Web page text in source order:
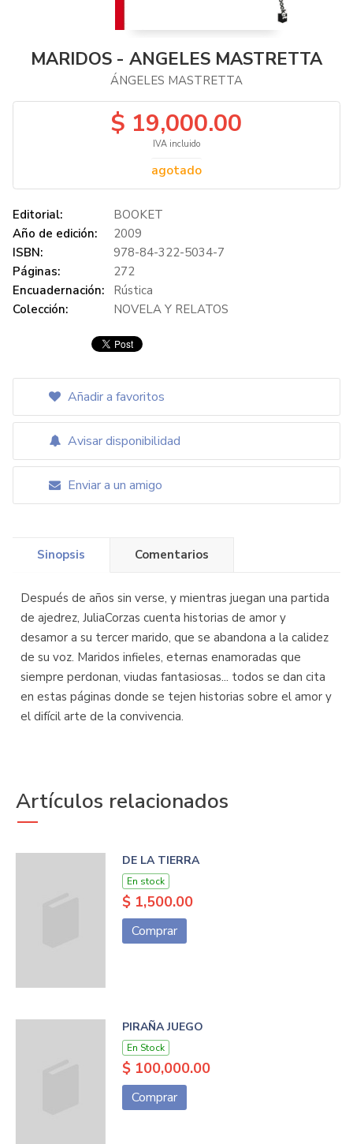
MARIDOS - ANGELES MASTRETTA
ÁNGELES MASTRETTA
$ 19,000.00
IVA incluido
agotado
Editorial:
BOOKET
Año de edición:
2009
ISBN:
978-84-322-5034-7
Páginas:
272
Encuadernación:
Rústica
Colección:
NOVELA Y RELATOS
Añadir a favoritos
Avisar disponibilidad
Enviar a un amigo
Sinopsis Comentarios
Después de años sin verse, y mientras juegan una partida
de ajedrez, JuliaCorzas cuenta historias de amor y
desamor a su tercer marido, que se abandona a la calidez
de su voz. Maridos infieles, eternas enamoradas que
siempre perdonan, viudas fantasiosas... todos se dan cita
en estas páginas donde se tejen historias sobre el amor y
el difícil arte de la convivencia.
Artículos relacionados
DE LA TIERRA
En stock
$ 1,500.00
Comprar
PIRAÑA JUEGO
En Stock
$ 100,000.00
Comprar